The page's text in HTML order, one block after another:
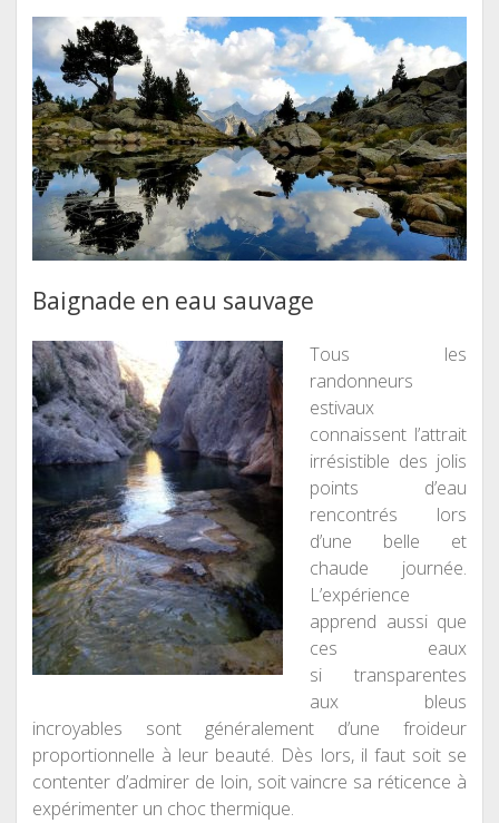
Baignade en eau sauvage
Tous les
randonneurs
estivaux
connaissent l’attrait
irrésistible des jolis
points d’eau
rencontrés lors
d’une belle et
chaude journée.
L’expérience
apprend aussi que
ces eaux
sitransparentes
aux bleus
incroyables sont généralement d’une froideur
proportionnelle à leur beauté. Dès lors, il faut soit se
contenter d’admirer de loin, soit vaincre sa réticence à
expérimenter un choc thermique.